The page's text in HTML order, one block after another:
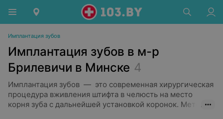
Имплантация зубов
Имплантация зубов в м-р
Брилевичи в Минске 4
Имплантация зубов — это современная хирургическая
процедура вживления штифта в челюсть на место
корня зуба с дальнейшей установкой коронок. Метод